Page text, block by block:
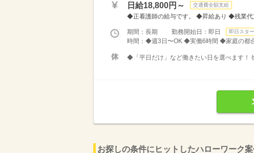
日給18,800円～ 交通費全額支給
◆正看護師の給与です。 ◆昇給あり ◆残業代
期間：長期 勤務開始日：即日 即日スタ
時間：◆週3日〜OK ◆実働6時間 ◆家庭の都
◆「平日だけ」など働きたい日を選べます！
お探しの条件にヒットしたハローワーク